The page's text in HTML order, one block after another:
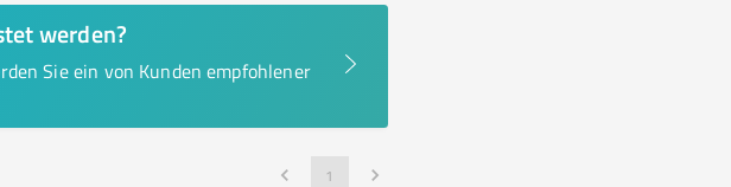
werden?
Sie ein von Kunden empfohlener
1